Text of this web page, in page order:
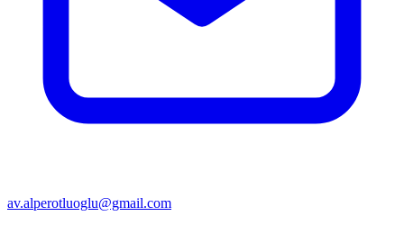
av.alperotluoglu@gmail.com